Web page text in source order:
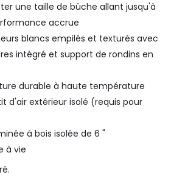
une taille de bûche allant jusqu'à
accrue
blancs empilés et texturés avec
intégré et support de rondins en
durable à haute température
d'air extérieur isolé (requis pour
à bois isolée de 6 "
à vie